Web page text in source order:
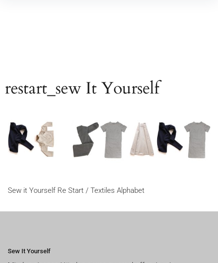
restart_sew It Yourself
Sew it Yourself Re Start / Textiles Alphabet
Beitragsnavigation
Sew It Yourself